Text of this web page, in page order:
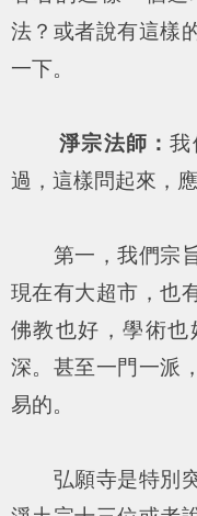
法？或者說有這樣
一下。
淨宗法師：我
過，這樣問起來，
第一，我們宗旨
現在有大超市，也
佛教也好，學術
深。甚至一門一派
易的。
弘願寺是特別突